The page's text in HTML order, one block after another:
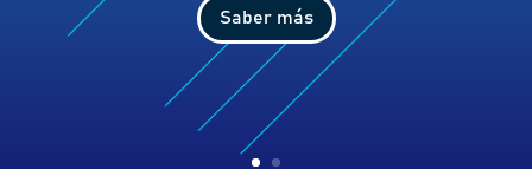
Saber más